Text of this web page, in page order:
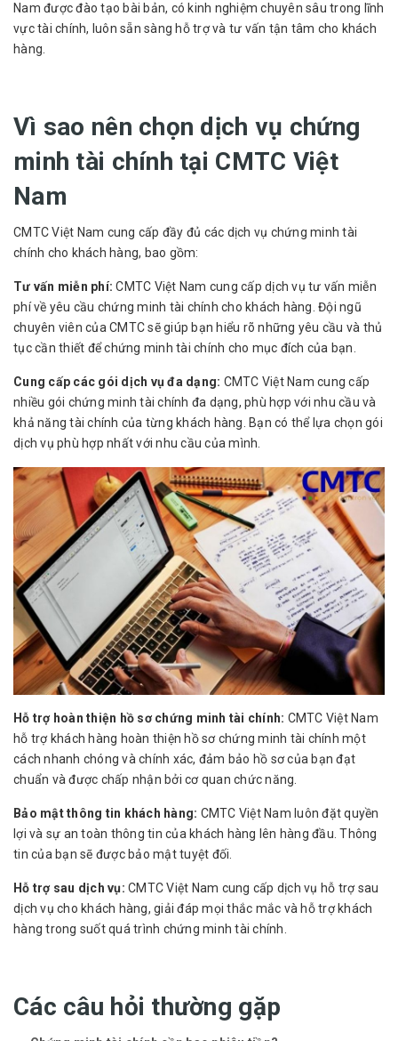
Nam được đào tạo bài bản, có kinh nghiệm chuyên sâu trong lĩnh
vực tài chính, luôn sẵn sàng hỗ trợ và tư vấn tận tâm cho khách
hàng.
Vì sao nên chọn dịch vụ chứng
minh tài chính tại CMTC Việt
Nam
CMTC Việt Nam cung cấp đầy đủ các dịch vụ chứng minh tài
chính cho khách hàng, bao gồm:
Tư vấn miễn phí:CMTC Việt Nam cung cấp dịch vụ tư vấn miễn
phí về yêu cầu chứng minh tài chính cho khách hàng. Đội ngũ
chuyên viên của CMTC sẽ giúp bạn hiểu rõ những yêu cầu và thủ
tục cần thiết để chứng minh tài chính cho mục đích của bạn.
Cung cấp các gói dịch vụ đa dạng: CMTC Việt Nam cung cấp
nhiều gói chứng minh tài chính đa dạng, phù hợp với nhu cầu và
khả năng tài chính của từng khách hàng. Bạn có thể lựa chọn gói
dịch vụ phù hợp nhất với nhu cầu của mình.
Hỗ trợ hoàn thiện hồ sơ chứng minh tài chính: CMTC Việt Nam
hỗ trợ khách hàng hoàn thiện hồ sơ chứng minh tài chính một
cách nhanh chóng và chính xác, đảm bảo hồ sơ của bạn đạt
chuẩn và được chấp nhận bởi cơ quan chức năng.
Bảo mật thông tin khách hàng: CMTC Việt Nam luôn đặt quyền
lợi và sự an toàn thông tin của khách hàng lên hàng đầu. Thông
tin của bạn sẽ được bảo mật tuyệt đối.
Hỗ trợ sau dịch vụ: CMTC Việt Nam cung cấp dịch vụ hỗ trợ sau
dịch vụ cho khách hàng, giải đáp mọi thắc mắc và hỗ trợ khách
hàng trong suốt quá trình chứng minh tài chính.
Các câu hỏi thường gặp